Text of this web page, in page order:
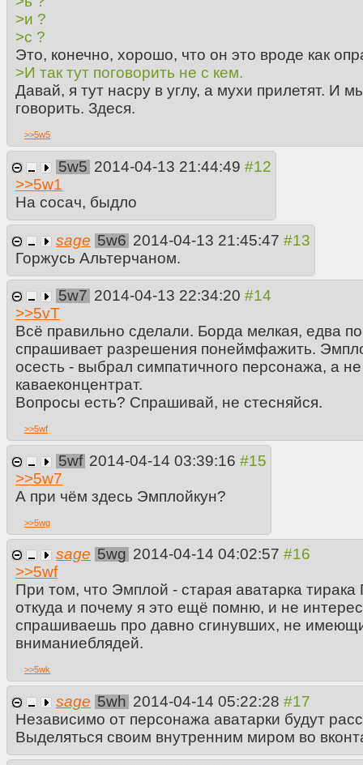
>и ?
>с ?
Это, конечно, хорошо, что он это вроде как
>И так тут поговорить не с кем.
Давай, я тут насру в углу, а мухи прилетят. И
говорить. Здеся.
>>5w5
5w5 2014-04-13 21:44:49
>>5w1
На сосач, быдло
sage 5w6 2014-04-13 21:45:47
Горжусь Альтерчаном.
5w7 2014-04-13 22:34:20
>>5vT
Всё правильно сделали. Борда мелкая, едва
спрашивает разрешения понеймфажить.
осесть - выбрал симпатичного персонажа, а
каваеконцентрат.
Вопросы есть? Спрашивай, не стесняйся.
>>5wf
5wf 2014-04-14 03:39:16
>>5w7
А при чём здесь Эмплойкун?
>>5wg
sage 5wg 2014-04-14 04:02:57
>>5wf
При том, что Эмплой - старая аватарка
откуда и почему я это ещё помню, и не
спрашиваешь про давно сгинувших, не
вниманиеблядей.
>>5wk
sage 5wh 2014-04-14 05:22:28
Независимо от персонажа аватарки будут
Выделяться своим внутренним миром во